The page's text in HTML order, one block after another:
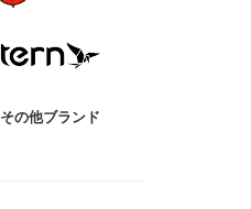
その他ブランド